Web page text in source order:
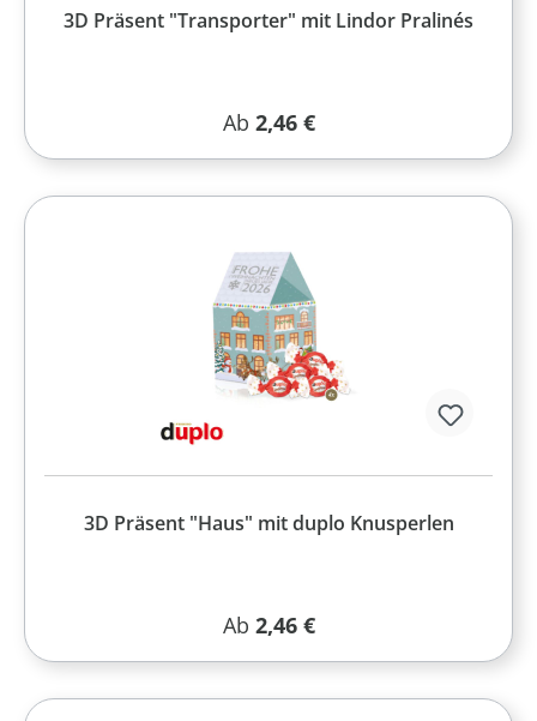
3D Präsent "Transporter" mit Lindor Pralinés
Regulärer Preis:
Ab 2,46 €
3D Präsent "Haus" mit duplo Knusperlen
Regulärer Preis:
Ab 2,46 €